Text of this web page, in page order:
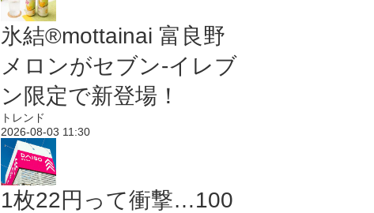
氷結®mottainai 富良野
メロンがセブン‐イレブ
ン限定で新登場！
トレンド
2026-08-03 11:30
1枚22円って衝撃…100